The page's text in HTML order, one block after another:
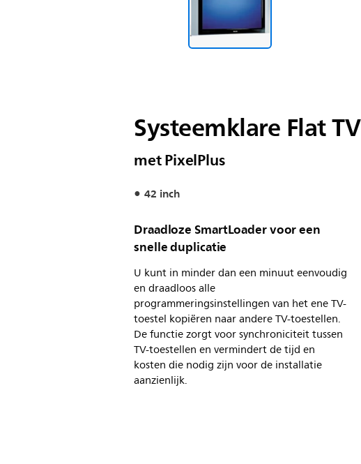
Systeemklare Flat TV
met PixelPlus
42 inch
Draadloze SmartLoader voor een
snelle duplicatie
U kunt in minder dan een minuut eenvoudig
en draadloos alle
programmeringsinstellingen van het ene TV-
toestel kopiëren naar andere TV-toestellen.
De functie zorgt voor synchroniciteit tussen
TV-toestellen en vermindert de tijd en
kosten die nodig zijn voor de installatie
aanzienlijk.